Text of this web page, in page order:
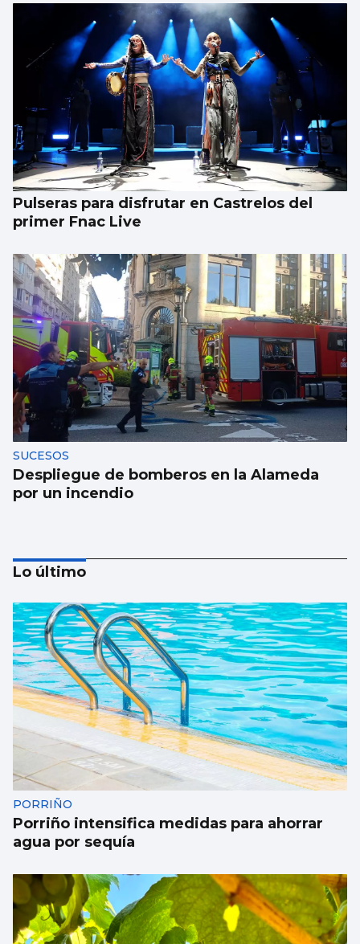
Pulseras para disfrutar en Castrelos del
primer Fnac Live
SUCESOS
Despliegue de bomberos en la Alameda
por un incendio
FÁBRICA
La planta de chips fotónicos Sparc moviliza
110 millones
Lo último
PORRIÑO
Porriño intensifica medidas para ahorrar
agua por sequía